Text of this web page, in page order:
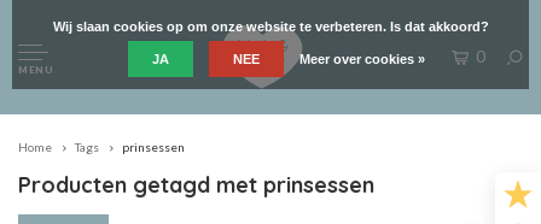
MENU
0
Home Tags prinsessen
Producten getagd met prinsessen
Wij slaan cookies op om onze website te verbeteren. Is dat akkoord?
JA NEE Meer over cookies »